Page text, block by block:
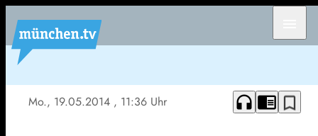
Mo., 19.05.2014 , 11:36 Uhr headphones chrome_reader_mode bookmark_border